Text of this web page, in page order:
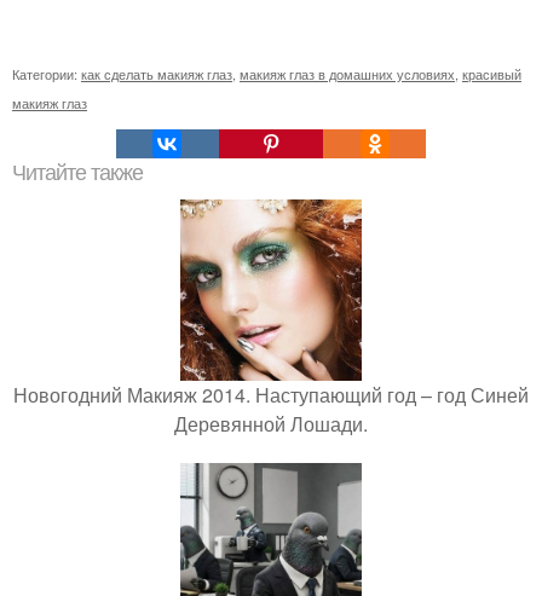
Категории: как сделать макияж глаз макияж глаз в домашних условиях красивый
макияж глаз
Читайте также
Новогодний Макияж 2014. Наступающий год – год Синей
Деревянной Лошади.